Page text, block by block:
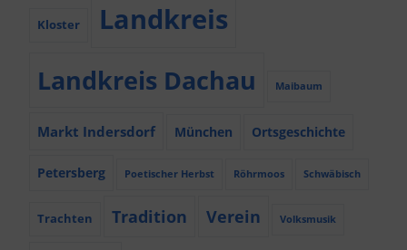
Kloster Landkreis
Landkreis Dachau Maibaum
Markt Indersdorf München Ortsgeschichte
Petersberg Poetischer Herbst Röhrmoos Schwäbisch
Trachten Tradition Verein Volksmusik